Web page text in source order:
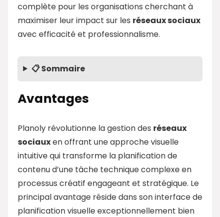
complète pour les organisations cherchant à
maximiser leur impact sur les réseaux sociaux
avec efficacité et professionnalisme.
📋 Sommaire
Avantages
Planoly révolutionne la gestion des réseaux
sociauxen offrant une approche visuelle
intuitive qui transforme la planification de
contenu d’une tâche technique complexe en
processus créatif engageant et stratégique. Le
principal avantage réside dans son interface de
planification visuelle exceptionnellement bien